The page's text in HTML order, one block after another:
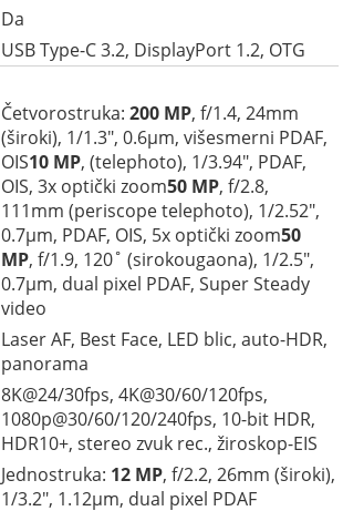
Da
USB Type-C 3.2, DisplayPort 1.2, OTG
Četvorostruka: 200 MP, f/1.4, 24mm
(široki), 1/1.3", 0.6µm, višesmerni PDAF,
OIS10 MP, (telephoto), 1/3.94", PDAF,
OIS, 3x optički zoom50 MP, f/2.8,
111mm (periscope telephoto), 1/2.52",
0.7µm, PDAF, OIS, 5x optički zoom50
MP, f/1.9, 120˚ (sirokougaona), 1/2.5",
0.7µm, dual pixel PDAF, Super Steady
video
Laser AF, Best Face, LED blic, auto-HDR,
panorama
8K@24/30fps, 4K@30/60/120fps,
1080p@30/60/120/240fps, 10-bit HDR,
HDR10+, stereo zvuk rec., žiroskop-EIS
Jednostruka: 12 MP, f/2.2, 26mm (široki),
1/3.2", 1.12µm, dual pixel PDAF